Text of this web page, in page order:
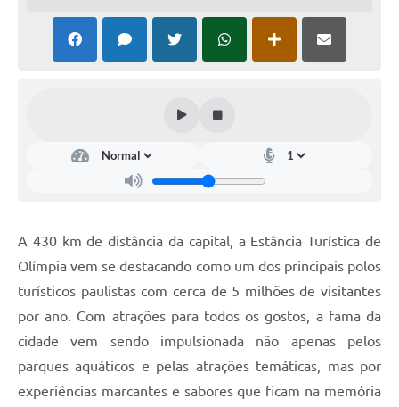
A 430 km de distância da capital, a Estância Turística de
Olímpia vem se destacando como um dos principais polos
turísticos paulistas com cerca de 5 milhões de visitantes
por ano. Com atrações para todos os gostos, a fama da
cidade vem sendo impulsionada não apenas pelos
parques aquáticos e pelas atrações temáticas, mas por
experiências marcantes e sabores que ficam na memória